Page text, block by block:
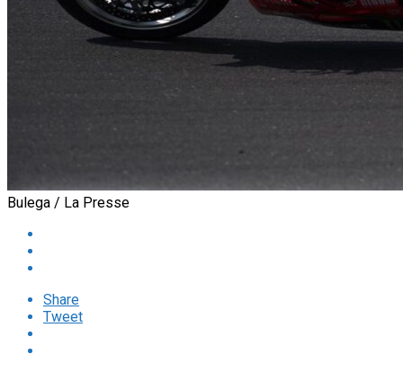
Bulega / La Presse
Share
Tweet